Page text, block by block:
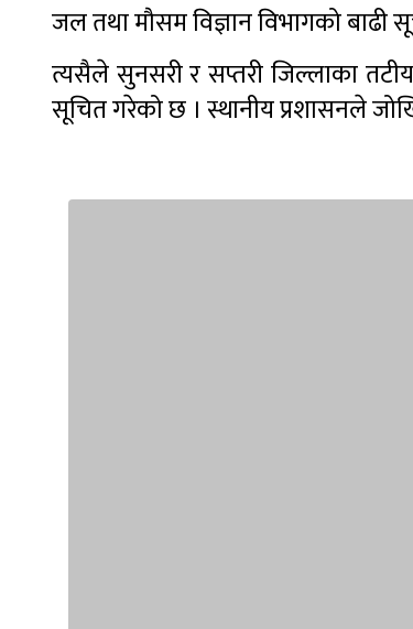
जल तथा मौसम विज्ञान विभागको बाढी
त्यसैले सुनसरी र सप्तरी जिल्लाका
सूचित गरेको छ । स्थानीय प्रशासनले